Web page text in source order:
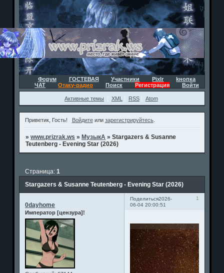
Форум ГОСТЕВАЯ Участники Pixlr
kнопка
ЧАТ
Отаку-радио Поиск Регистрация Войти
Активные темы XML RSS Atom
Приветик, Гость! Войдитеили зарегистрируйтесь.
»www.prizrak.ws » МузыкА »Stargazers & Susanne
Teutenberg - Evening Star (2026)
Stargazers & Susanne Teutenberg - Evening Star (2026)
Страница:1
Поделиться 1
2026-
06-04 20:00:51
0dayhome
Император [цензура]!